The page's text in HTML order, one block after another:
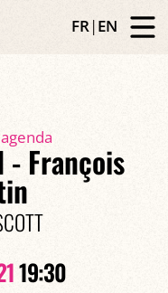
FR|EN
- François
19:30